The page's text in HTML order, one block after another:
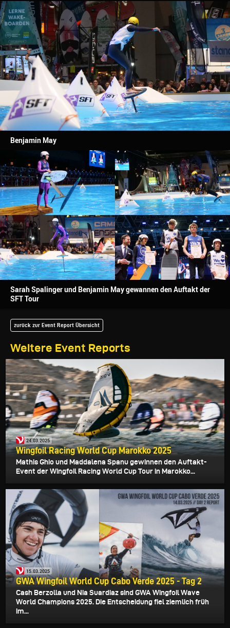
Benjamin May
Sarah Spalinger und Benjamin May gewannen den Auftakt der
SFT Tour
Weitere Event Reports
zurück zur Event Report Übersicht
24.03.2025
Wingfoil Racing World Cup Marokko 2025
Mathis Ghio und Maddalena Spanu gewinnen den Auftakt-
Event der Wingfoil Racing World Cup Tour in Marokko...
15.03.2025
GWA Wingfoil World Cup Cabo Verde 2025 - Tag 2
Cash Berzolla und Nia Suardiaz sind GWA Wingfoil Wave
World Champions 2025. Die Entscheidung fiel ziemlich früh
im...